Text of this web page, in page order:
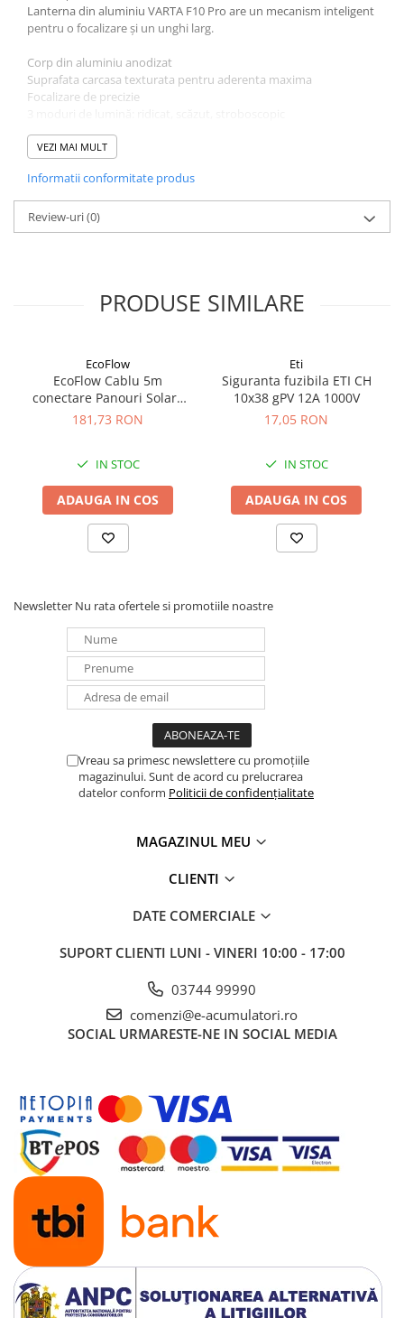
Lanterna din aluminiu VARTA F10 Pro are un mecanism inteligent
pentru o focalizare și un unghi larg.
Corp din aluminiu anodizat
Suprafata carcasa texturata pentru aderenta maxima
Focalizare de precizie
Rezistent la socuri (1 m)
LED de înaltă performanță
Model: VARTA 16606
Lumeni: 150 lm
Timp de funcționare: 25h
Raza fasciculului: 45m
Lungime: 133mm
VEZI MAI MULT
Informatii conformitate produs
Review-uri(0)
PRODUSE SIMILARE
EcoFlow
EcoFlow Cablu 5m
conectare Panouri Solare
MC4 la XT60i
181,73 RON
IN STOC
ADAUGA IN COS
Eti
Siguranta fuzibila ETI CH
10x38 gPV 12A 1000V
17,05 RON
IN STOC
ADAUGA IN COS
Newsletter Nu rata ofertele si promotiile noastre
Vreau sa primesc newslettere cu promoțiile
magazinului. Sunt de acord cu prelucrarea
datelor conform Politicii de confidențialitate
MAGAZINUL MEU
CLIENTI
DATE COMERCIALE
SUPORT CLIENTI LUNI - VINERI 10:00 - 17:00
03744 99990
comenzi@e-acumulatori.ro
SOCIAL URMARESTE-NE IN SOCIAL MEDIA